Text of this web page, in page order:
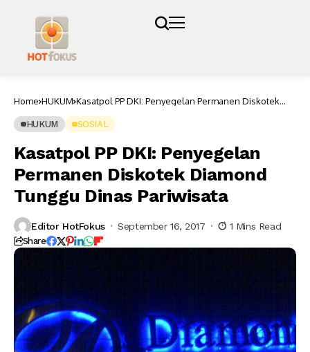
Home HUKUM Kasatpol PP DKI: Penyegelan Permanen Diskotek
HUKUM SOSIAL
Kasatpol PP DKI: Penyegelan
Permanen Diskotek Diamond
Tunggu Dinas Pariwisata
Editor HotFokus September 16, 2017 1 Mins Read
Share